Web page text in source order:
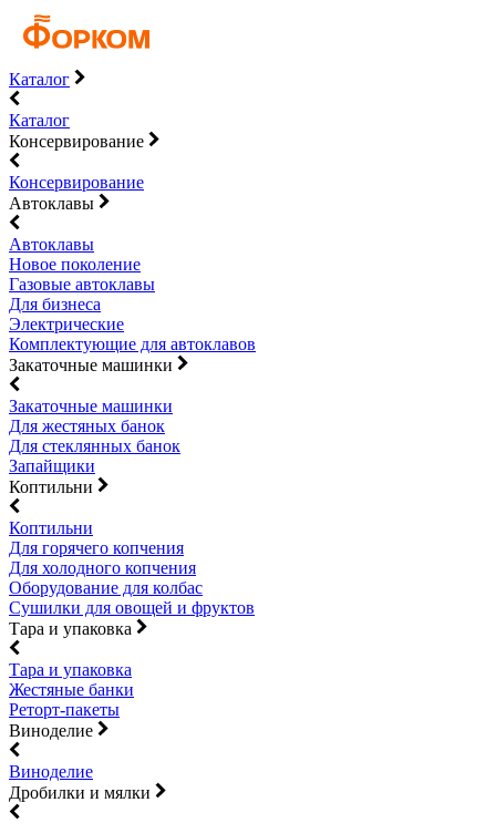
Каталог
Каталог
Консервирование
Консервирование
Автоклавы
Автоклавы
Новое поколение
Газовые автоклавы
Для бизнеса
Электрические
Комплектующие для автоклавов
Закаточные машинки
Закаточные машинки
Для жестяных банок
Для стеклянных банок
Запайщики
Коптильни
Коптильни
Для горячего копчения
Для холодного копчения
Оборудование для колбас
Сушилки для овощей и фруктов
Тара и упаковка
Тара и упаковка
Жестяные банки
Реторт-пакеты
Виноделие
Виноделие
Дробилки и мялки